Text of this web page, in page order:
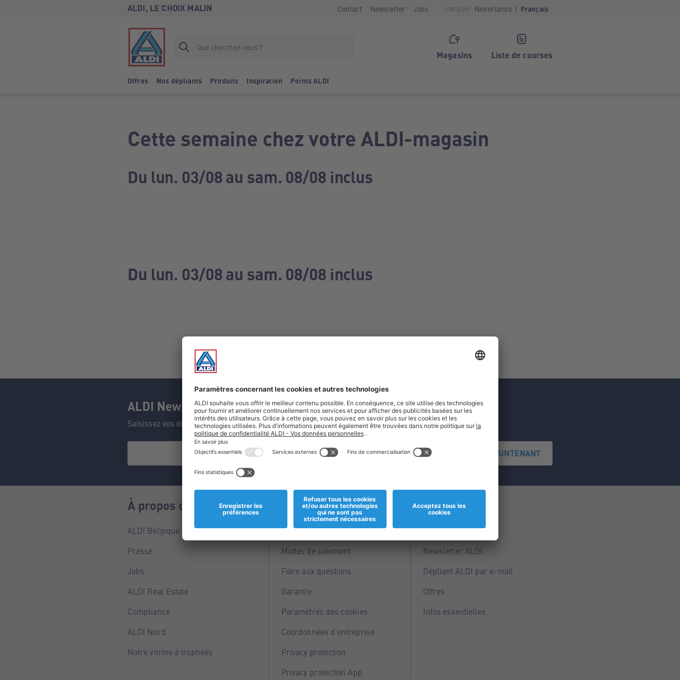
ALDI, LE CHOIX MALIN Contact Newsletter Jobs Langue: Nederlands Français
Magasins Liste de courses
Offres Nos dépliants Produits Inspiration Points ALDI
Cette semaine chez votre ALDI-magasin
Du lun. 03/08 au sam. 08/08 inclus
Du lun. 03/08 au sam. 08/08 inclus
ALDI Newsletter
Saisissez vos données et ne manquez aucune de nos offres.
S'INSCRIRE MAINTENANT
À propos de nous
ALDI Belgique
Presse
Jobs
ALDI Real Estate
Compliance
ALDI Nord
Notre vitrine à trophées
Informations
Magasins
Modes de paiement
Foire aux questions
Garantie
Paramètres des cookies
Coordonnées d'entreprise
Privacy protection
Privacy protection App
Service
Points ALDI
Newsletter ALDI
Dépliant ALDI par e-mail
Offres
Infos essentielles